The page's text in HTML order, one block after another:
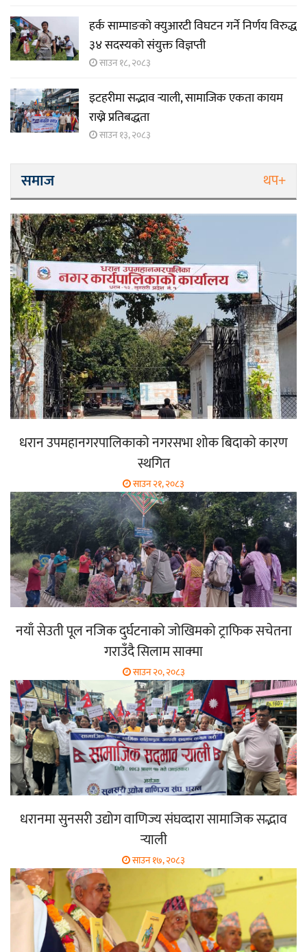
हर्क साम्पाङको क्युआरटी विघटन गर्ने निर्णय विरुद्ध
३४ सदस्यको संयुक्त विज्ञप्ती
साउन १८, २०८३
इटहरीमा सद्भाव र्‍याली, सामाजिक एकता कायम
राख्ने प्रतिबद्धता
साउन १३, २०८३
समाज थप+
धरान उपमहानगरपालिकाको नगरसभा शोक बिदाको कारण
स्थगित
साउन २१, २०८३
नयाँ सेउती पूल नजिक दुर्घटनाको जोखिमको ट्राफिक सचेतना
गराउँदै सिलाम साक्मा
साउन २०, २०८३
धरानमा सुनसरी उद्योग वाणिज्य संघव्दारा सामाजिक सद्भाव
र्‍याली
साउन १७, २०८३